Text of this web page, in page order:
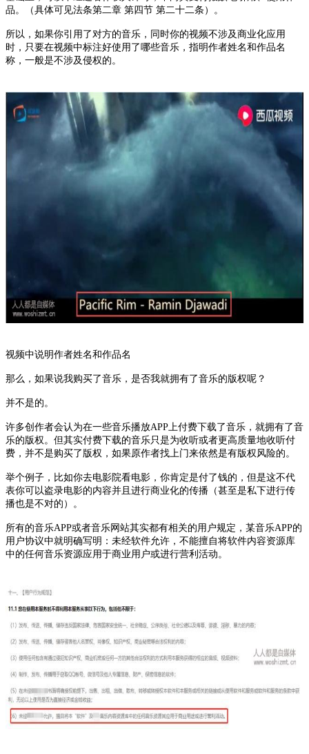
品。（具体可见法条第二章 第四节 第二十二条）。
所以，如果你引用了对方的音乐，同时你的视频不涉及商业化应用
时，只要在视频中标注好使用了哪些音乐，指明作者姓名和作品名
称，一般是不涉及侵权的。
视频中说明作者姓名和作品名
那么，如果说我购买了音乐，是否我就拥有了音乐的版权呢？
并不是的。
许多创作者会认为在一些音乐播放APP上付费下载了音乐，就拥有了音
乐的版权。但其实付费下载的音乐只是为收听或者更高质量地收听付
费，并不是购买了版权，如果原作者找上门来依然是有版权风险的。
举个例子，比如你去电影院看电影，你肯定是付了钱的，但是这不代
表你可以盗录电影的内容并且进行商业化的传播（甚至是私下进行传
播也是不对的）。
所有的音乐APP或者音乐网站其实都有相关的用户规定，某音乐APP的
用户协议中就明确写明：未经软件允许，不能擅自将软件内容资源库
中的任何音乐资源应用于商业用户或进行营利活动。